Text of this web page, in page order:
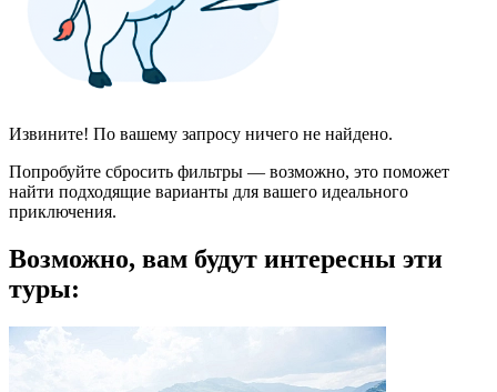
Извините! По вашему запросу ничего не найдено.
Попробуйте сбросить фильтры — возможно, это поможет
найти подходящие варианты для вашего идеального
приключения.
Возможно, вам будут интересны эти
туры: